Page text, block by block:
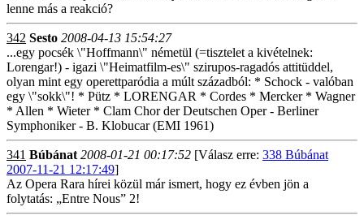
lenne más a reakció?
342 Sesto 2008-04-13 15:54:27
...egy pocsék \"Hoffmann\" németül (=tisztelet a kivételnek:
Lorengar!) - igazi \"Heimatfilm-es\" szirupos-ragadós attitüddel,
olyan mint egy operettparódia a múlt századból: * Schock - valóban
egy \"sokk\"! * Pütz * LORENGAR * Cordes * Mercker * Wagner
* Allen * Wieter * Clam Chor der Deutschen Oper - Berliner
Symphoniker - B. Klobucar (EMI 1961)
341 Búbánat 2008-01-21 00:17:52 [Válasz erre: 338 Búbánat
2007-11-21 12:17:49]
Az Opera Rara hírei közül már ismert, hogy ez évben jön a
folytatás: „Entre Nous” 2!